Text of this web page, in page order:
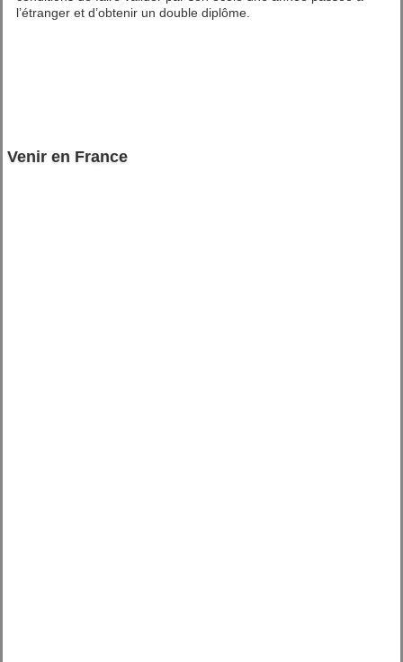
l’étranger et d’obtenir un double diplôme.
Venir en France